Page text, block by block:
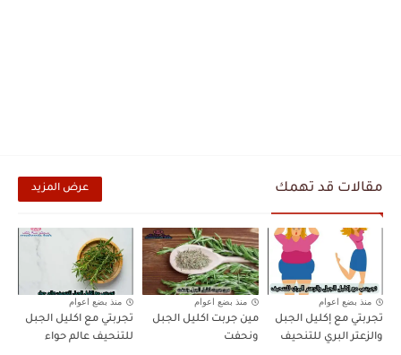
مقالات قد تهمك عرض المزيد
منذ بضع اعوام
تجربتي مع إكليل الجبل
والزعتر البري للتنحيف
منذ بضع اعوام
مين جربت اكليل الجبل
ونحفت
منذ بضع اعوام
تجربتي مع اكليل الجبل
للتنحيف عالم حواء